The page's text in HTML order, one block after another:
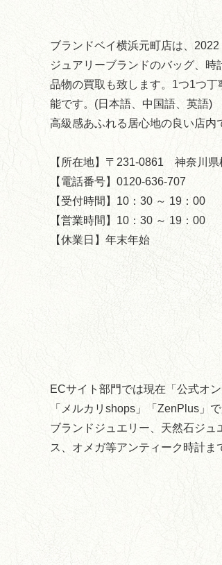
ブランドベイ横浜元町店は、
ジュアリーブランドのバッグ、
品物の買取も致します。1つ1つ
能です。(日本語、中国語、英語)
高級感あふれる居心地の良い店内
【所在地】〒231-0861 神奈川
【電話番号】0120-636-707
【受付時間】10：30 ～ 19：00
【営業時間】10：30 ～ 19：00
【休業日】年末年始
ECサイト部門では現在「公式オ
「メルカリshops」「ZenPlus」で
ブランドジュエリー、天然石ジ
ス、オメガ等アンティーク時計ま